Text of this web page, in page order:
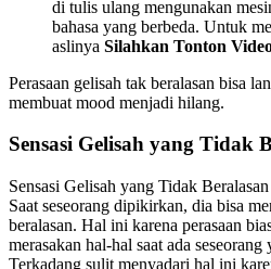
di tulis ulang mengunakan
bahasa yang berbeda. Untuk
aslinya Silahkan Tonton
Perasaan gelisah tak beralasan bisa
membuat mood menjadi hilang.
Sensasi Gelisah yang Tidak
Sensasi Gelisah yang Tidak
Saat seseorang dipikirkan, dia bisa
beralasan. Hal ini karena perasaan
merasakan hal-hal saat ada
Terkadang sulit menyadari hal ini